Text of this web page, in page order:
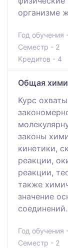
организме
Год обучения
Семестр - 2
Кредитов - 4
Общая
Курс
законы
кинетики,
реакции,
реакции,
также
значение
соединений.
Год обучения
Семестр - 2